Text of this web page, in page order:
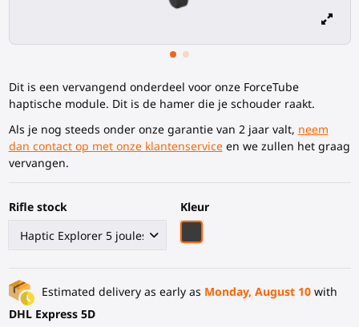
Dit is een vervangend onderdeel voor onze ForceTube
haptische module. Dit is de hamer die je schouder raakt.
Als je nog steeds onder onze garantie van 2 jaar valt, neem
dan contact op met onze klantenserviceen we zullen het graag
vervangen.
Rifle stock
Kleur
Estimated delivery as early as Monday, August 10with
DHL Express 5D